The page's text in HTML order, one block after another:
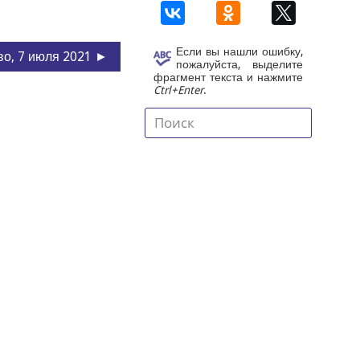
7 июля 2021 ►
Если вы нашли ошибку,
пожалуйста, выделите
фрагмент текста и нажмите
Ctrl+Enter.